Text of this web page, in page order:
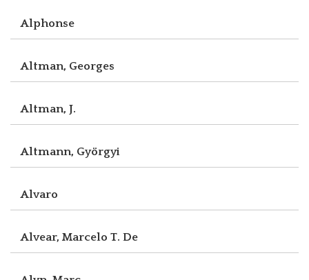
Alphonse
Altman, Georges
Altman, J.
Altmann, Györgyi
Alvaro
Alvear, Marcelo T. De